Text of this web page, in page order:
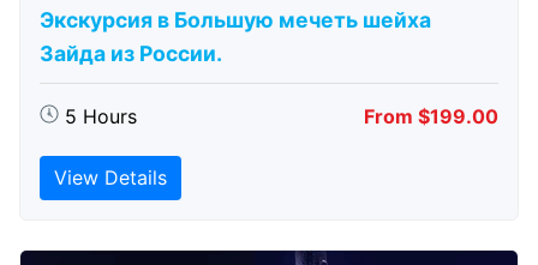
Экскурсия в Большую мечеть шейха
Зайда из России.
5 Hours From $199.00
View Details